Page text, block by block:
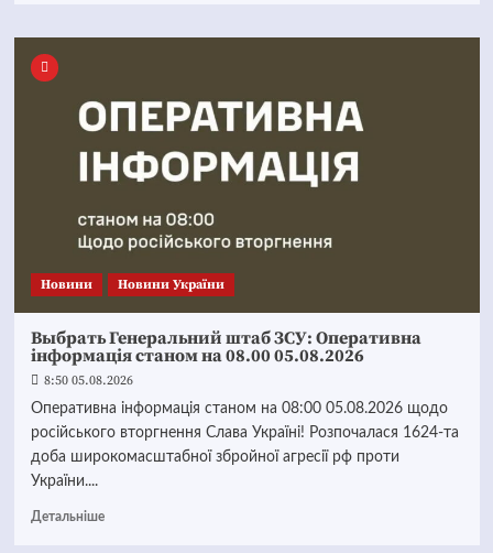
Новини Новини України
Выбрать Генеральний штаб ЗСУ: Оперативна
інформація станом на 08.00 05.08.2026
8:50 05.08.2026
Оперативна інформація станом на 08:00 05.08.2026 щодо
російського вторгнення Слава Україні! Розпочалася 1624-та
доба широкомасштабної збройної агресії рф проти
України....
Детальніше